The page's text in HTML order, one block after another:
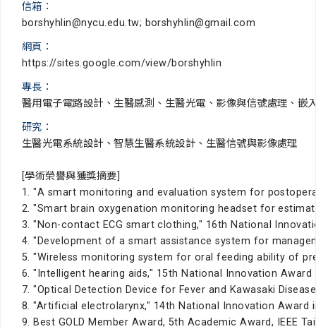
信箱：
borshyhlin@nycu.edu.tw; borshyhlin@gmail.com
網頁：
https://sites.google.com/view/borshyhlin
專長：
醫用電子電路設計、生醫感測、生醫光電、影像與信號處理、嵌
研究：
生醫光電系統設計、智慧生醫系統設計、生醫信號與影像處理
[學術榮譽與獲獎摘要]
1. "A smart monitoring and evaluation system for
2. "Smart brain oxygenation monitoring headset for
3. "Non-contact ECG smart clothing," 16th National
4. "Development of a smart assistance system for
5. "Wireless monitoring system for oral feeding ability of
6. "Intelligent hearing aids," 15th National Innovation
7. "Optical Detection Device for Fever and Kawasaki
8. "Artificial electrolarynx," 14th National Innovation Award
9. Best GOLD Member Award, 5th Academic Award, IEEE